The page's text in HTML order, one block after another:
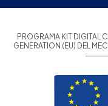
PROGRAMA KIT DIGITAL
GENERATION (EU) DEL